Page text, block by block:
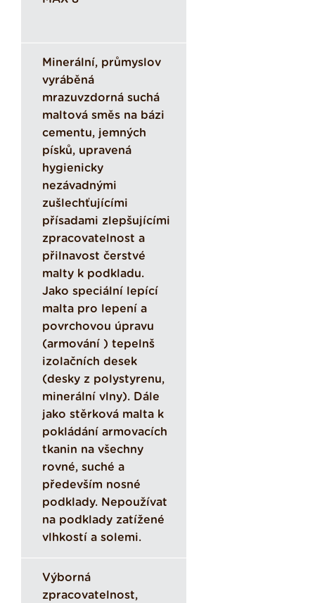
Minerální, průmyslov
vyráběná
mrazuvzdorná suchá
maltová směs na bázi
cementu, jemných
písků, upravená
hygienicky
nezávadnými
zušlechťujícími
přísadami zlepšujícími
zpracovatelnost a
přilnavost čerstvé
malty k podkladu.
Jako speciální lepící
malta pro lepení a
povrchovou úpravu
(armování ) tepelnš
izolačních desek
(desky z polystyrenu,
minerální vlny). Dále
jako stěrková malta k
pokládání armovacích
tkanin na všechny
rovné, suché a
především nosné
podklady. Nepoužívat
na podklady zatížené
vlhkostí a solemi.
Výborná
zpracovatelnost,